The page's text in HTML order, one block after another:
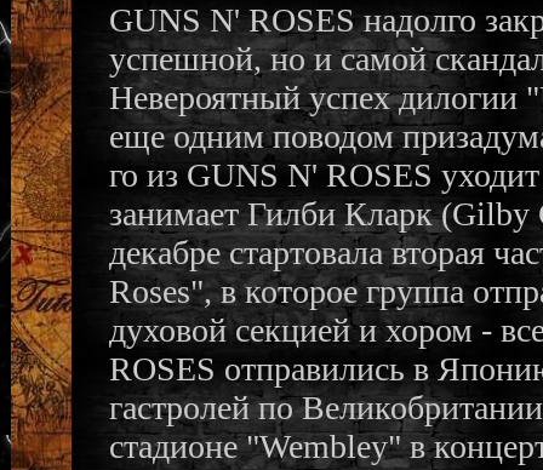
GUNS N' ROSES надолго
успешной, но и самой
Невероятный успех дилогии
еще одним поводом
го из GUNS N' ROSES
занимает Гилби Кларк
декабре стартовала вторая
Roses", в которое группа
духовой секцией и хором -
ROSES отправились в
гастролей по
стадионе "Wembley" в